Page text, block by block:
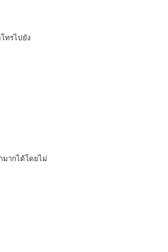
ทรไปยัง
มากได้โดยไม่